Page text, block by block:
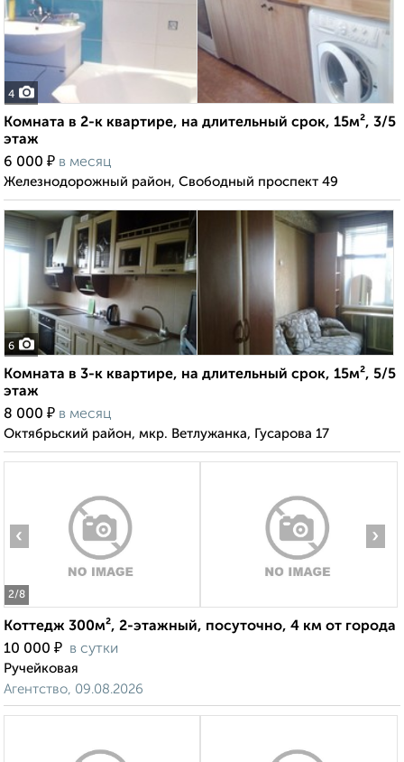
4
Комната в 2-к квартире, на длительный срок, 15м², 3/5
этаж
6 000 ₽ в месяц
Железнодорожный район, Свободный проспект 49
6
Комната в 3-к квартире, на длительный срок, 15м², 5/5
этаж
8 000 ₽ в месяц
Октябрьский район, мкр. Ветлужанка, Гусарова 17
2/8
‹ ›
Коттедж 300м², 2-этажный, посуточно, 4 км от города
10 000 ₽ в сутки
Ручейковая
Агентство, 09.08.2026